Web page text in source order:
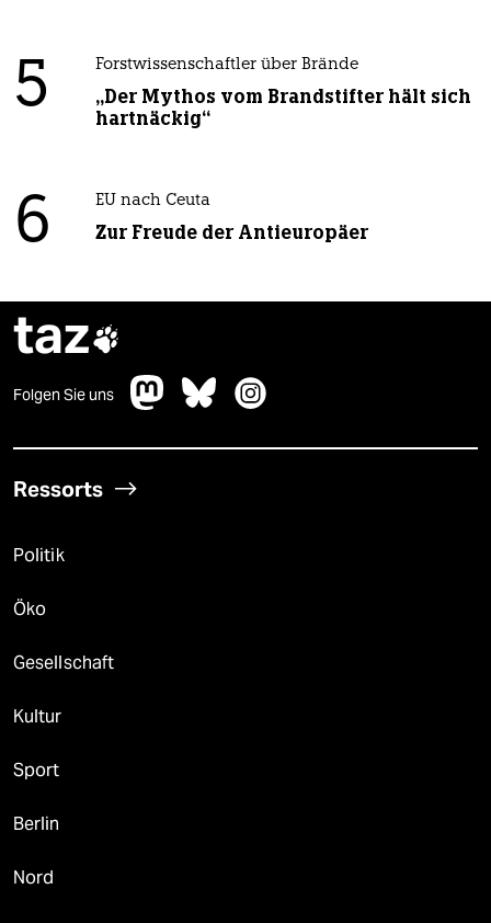
5 Forstwissenschaftler über Brände
„Der Mythos vom Brandstifter hält sich
hartnäckig“
6 EU nach Ceuta
Zur Freude der Antieuropäer
taz
Folgen Sie uns
Ressorts
Politik
Öko
Gesellschaft
Kultur
Sport
Berlin
Nord